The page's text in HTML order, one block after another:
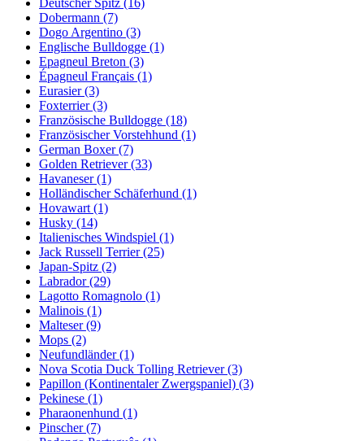
Dobermann (7)
Dogo Argentino (3)
Englische Bulldogge (1)
Epagneul Breton (3)
Épagneul Français (1)
Eurasier(3)
Foxterrier(3)
Französische Bulldogge (18)
Französischer Vorstehhund (1)
German Boxer(7)
Golden Retriever(33)
Havaneser(1)
Holländischer Schäferhund (1)
Hovawart (1)
Husky (14)
Italienisches Windspiel (1)
Jack Russell Terrier(25)
Japan-Spitz (2)
Labrador(29)
Lagotto Romagnolo (1)
Malinois (1)
Malteser(9)
Mops (2)
Neufundländer(1)
Nova Scotia Duck Tolling Retriever(3)
Papillon (Kontinentaler Zwergspaniel) (3)
Pekinese (1)
Pharaonenhund (1)
Pinscher(7)